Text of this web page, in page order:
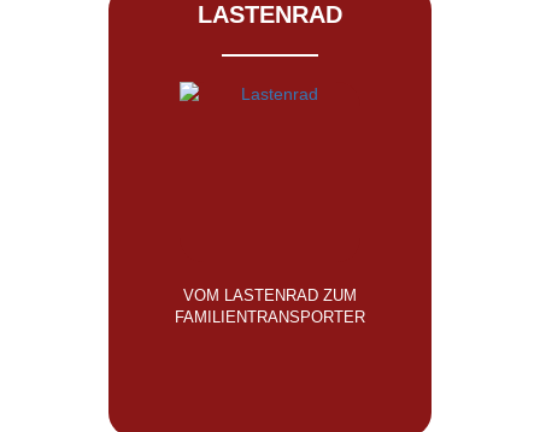
LASTENRAD
VOM LASTENRAD ZUM
FAMILIENTRANSPORTER